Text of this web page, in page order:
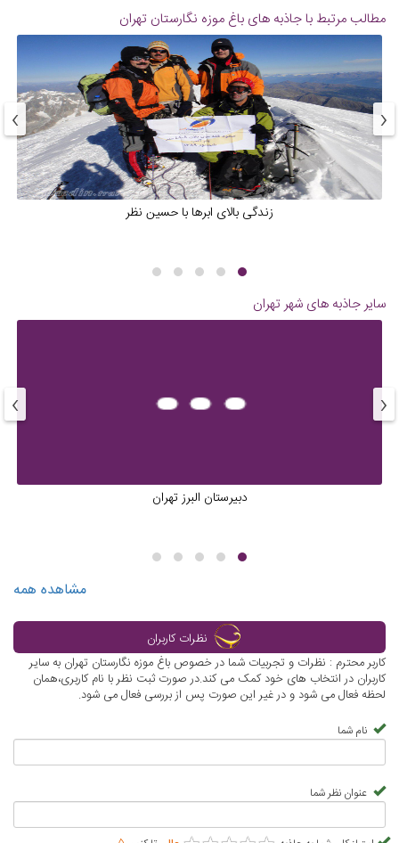
مطالب مرتبط با جاذبه های باغ موزه نگارستان تهران
زندگی بالای ابرها با حسین نظر
‹
›
سایر جاذبه های شهر تهران
دبیرستان البرز تهران
‹
›
مشاهده همه
نظرات کاربران
کاربر محترم : نظرات و تجربیات شما در خصوص باغ موزه نگارستان تهران به سایر
کاربران در انتخاب های خود کمک می کند.در صورت ثبت نظر با نام کاربری،همان
لحظه فعال می شود و در غیر این صورت پس از بررسی فعال می شود.
نام شما
عنوان نظر شما